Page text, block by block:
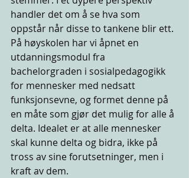
handler det om å se hva som
oppstår når disse to tankene blir ett.
På høyskolen har vi åpnet en
utdanningsmodul fra
bachelorgraden i sosialpedagogikk
for mennesker med nedsatt
funksjonsevne, og formet denne på
en måte som gjør det mulig for alle å
delta. Idealet er at alle mennesker
skal kunne delta og bidra, ikke på
tross av sine forutsetninger, men i
kraft av dem.